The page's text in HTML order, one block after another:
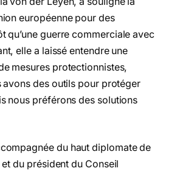
européenne pour des
qu’une guerre commerciale avec
elle a laissé entendre une
mesures protectionnistes,
avons des outils pour protéger
nous préférons des solutions
du haut diplomate de
et du président du Conseil